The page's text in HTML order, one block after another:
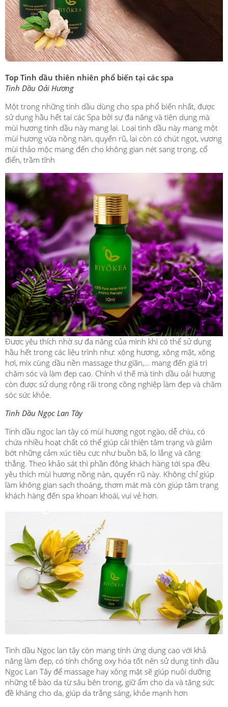
Top Tinh dầu thiên nhiên phổ biến tại các spa
Tinh Dầu Oải Hương
Một trong những tinh dầu dùng cho spa phổ biến nhất, được
sử dụng hầu hết tại các Spa bởi sự đa năng và tiện dụng mà
mùi hương tinh dầu này mang lại. Loại tinh dầu này mang một
mùi hương vừa nồng nàn, quyến rũ, lại còn có chút ngọt, vương
mùi thảo mộc mang đến cho không gian nét sang trọng, cổ
điển, trầm tĩnh
Được yêu thích nhờ sự đa năng của mình khi có thể sử dụng
hầu hết trong các liệu trình như: xông hương, xông mặt, xông
hơi, mix cùng dầu nền massage thư giãn,… mang đến giá trị
chăm sóc và làm đẹp cao. Chính vì thế mà tinh dầu oải hương
còn được sử dụng rộng rãi trong công nghiệp làm đẹp và chăm
sóc sức khỏe.
Tinh Dầu Ngọc Lan Tây
Tinh dầu ngọc lan tây có mùi hương ngọt ngào, dễ chịu, có
chứa nhiều hoạt chất có thể giúp cải thiện tâm trạng và giảm
bớt những cảm xúc tiêu cực như buồn bã, lo lắng và căng
thẳng. Theo khảo sát thì phần đông khách hàng tới spa đều
yêu thích mùi hương nồng nàn, quyến rũ này. Không chỉ giúp
làm không gian sạch thoáng, thơm mát mà còn giúp tâm trạng
khách hàng đến spa khoan khoái, vui vẻ hơn.
Tinh dầu Ngọc lan tây còn mang tính ứng dụng cao với khả
năng làm đẹp, có tính chống oxy hóa tốt nên sử dụng tinh dầu
Ngọc Lan Tây để massage hay xông mặt sẽ giúp nuôi dưỡng
những tế bào da từ sâu bên trong, giữ ẩm cho da và tăng sức
đề kháng cho da, giúp da trắng sáng, khỏe mạnh hơn